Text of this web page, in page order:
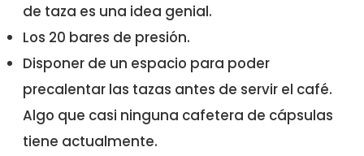
de taza es una idea genial.
Los 20 bares de presión.
Disponer de un espacio para poder
precalentar las tazas antes de servir el café.
Algo que casi ninguna cafetera de cápsulas
tiene actualmente.